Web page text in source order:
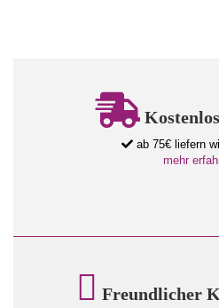
ab 75€ liefern
mehr
Freundlicher